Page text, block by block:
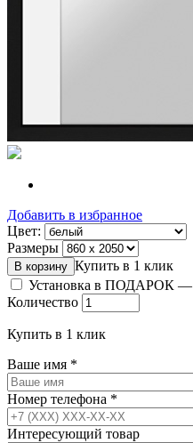
Добавить в избранное
Цвет:
Размеры
Купить в 1 клик
Установка в ПОДАРОК —
Количество
Купить в 1 клик
Ваше имя *
Номер телефона *
Интересующий товар